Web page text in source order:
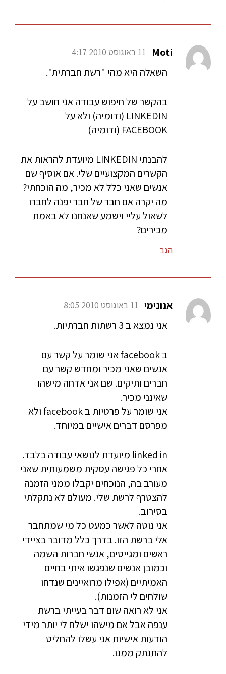
Moti 11 באוגוסט 2010 4:17
השאלה היא מהי "רשת חברתית".
בהקשר של חיפוש עבודה אני חושב על
LINKEDIN (ודומיה) ולא על
FACEBOOK (ודומיה)
להבנתי LINKEDIN מיועדת להראות את
הקשרים המקצועיים שלי. אם אוסיף שם
אנשים שאני כלל לא מכיר, מה הוכחתי?
מה יקרה אם חבר של חבר יפנה לחברו
לשאול עליי וישמע שאנחנו לא באמת
מכירים?
הגב
אנונימי 11 באוגוסט 2010 8:05
אני נמצא ב 3 רשתות חברתיות.
ב facebook אני שומר על קשר עם
אנשים שאני מכיר ומחדש קשר עם
חברים ותיקים. שם אני אדחה מישהו
שאינני מכיר.
אני שומר על פרטיות ב facebook ולא
מפרסם דברים אישיים במיוחד.
linked in מיועדת לנושאי עבודה בלבד.
אחרי כל פגישה עסקית משמעותית שאני
מעורב בה, הנוכחים יקבלו ממני הזמנה
להצטרף לרשת שלי. מעולם לא נתקלתי
בסירוב.
אני נוטה לאשר כמעט כל מי שמתחבר
אלי ברשת הזו. בדרך כלל מדובר בציידי
ראשים ומגייסים, אנשי חברות השמה
וכמובן אנשים שנפגשו איתי בחיים
האמיתיים (אפילו מרואיינים שנדחו
שולחים לי הזמנות).
אני לא רואה שום דבר בעייתי ברשת
ענפה אבל אם מישהו ישלח לי יותר מידי
הודעות אישיות אני עשלו להחליט
להתנתק ממנו.